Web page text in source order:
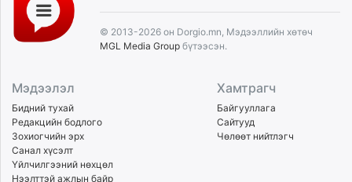
© 2013-2026 он Dorgio.mn, Мэдээллийн хөтөч
MGL Media Group бүтээсэн.
Мэдээлэл
Бидний тухай
Редакцийн бодлого
Зохиогчийн эрх
Санал хүсэлт
Үйлчилгээний нөхцөл
Нээлттэй ажлын байр
Хамтрагч
Байгууллага
Сайтууд
Чөлөөт нийтлэгч